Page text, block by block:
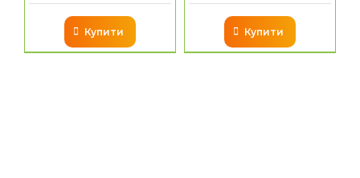
Купити Купити